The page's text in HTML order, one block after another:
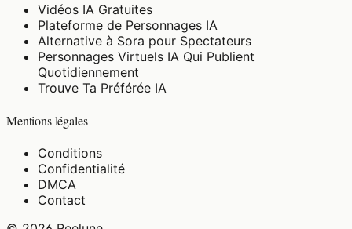
Vidéos IA Gratuites
Plateforme de Personnages IA
Alternative à Sora pour Spectateurs
Personnages Virtuels IA Qui Publient
Quotidiennement
Trouve Ta Préférée IA
Mentions légales
Conditions
Confidentialité
DMCA
Contact